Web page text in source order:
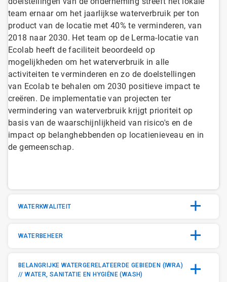
team ernaar om het jaarlijkse waterverbruik per ton
product van de locatie met 40% te verminderen, van
2018 naar 2030. Het team op de Lerma-locatie van
Ecolab heeft de faciliteit beoordeeld op
mogelijkheden om het waterverbruik in alle
activiteiten te verminderen en zo de doelstellingen
van Ecolab te behalen om 2030 positieve impact te
creëren. De implementatie van projecten ter
vermindering van waterverbruik krijgt prioriteit op
basis van de waarschijnlijkheid van risico's en de
impact op belanghebbenden op locatienieveau en in
de gemeenschap.
WATERKWALITEIT
WATERBEHEER
BELANGRIJKE WATERGERELATEERDE GEBIEDEN (IWRA)
// WATER, SANITATIE EN HYGIËNE (WASH)